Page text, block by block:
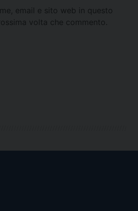
email e sito web in questo
volta che commento.